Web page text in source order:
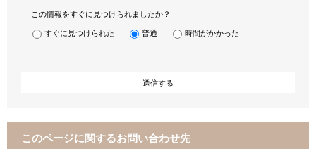
この情報をすぐに見つけられましたか？
すぐに見つけられた 普通 時間がかかった
このページに関するお問い合わせ先